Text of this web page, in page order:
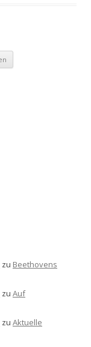
zu Beethovens
zu Auf
zu Aktuelle